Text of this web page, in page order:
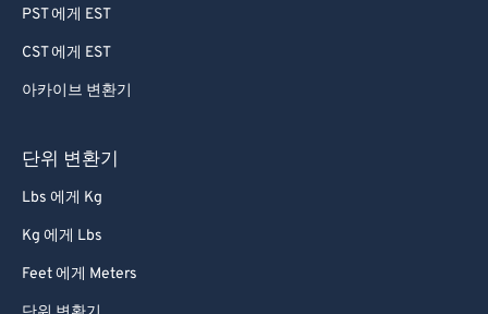
PST 에게 EST
CST 에게 EST
아카이브 변환기
단위 변환기
Lbs 에게 Kg
Kg 에게 Lbs
Feet 에게 Meters